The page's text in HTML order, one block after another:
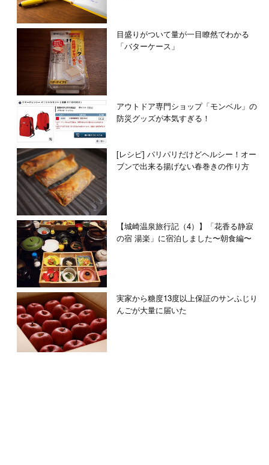
目盛りがついて量が一目瞭然でわかる
「バターケース」
アウトドア専門ショップ「モンベル」の
防災グッズが本気すぎる！
[レシピ] パリパリだけどヘルシー！オー
ブンで出来る揚げない春巻きの作り方
【城崎温泉旅行記（4）】「花香る静寂
の宿 湯楽」に宿泊しました〜朝食編〜
実家から糖度13度以上保証のサンふじり
んごが大量に届いた